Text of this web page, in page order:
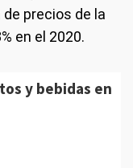
precios de la
en el 2020.